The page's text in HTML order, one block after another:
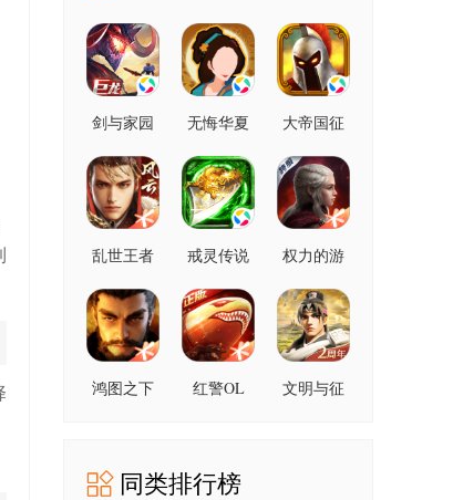
剑与家园 无悔华夏
大帝国征
乱世王者 戒灵传说
权力的游
至
鸿图之下 红警OL
文明与征
同类排行榜